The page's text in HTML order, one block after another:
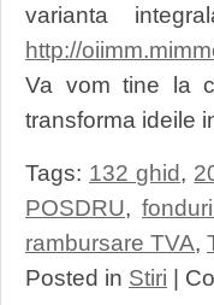
varianta
http://
Va vom tine la
transforma ideile
Tags: 132 ghid,
POSDRU,
rambursare TVA,
Posted in Stiri |